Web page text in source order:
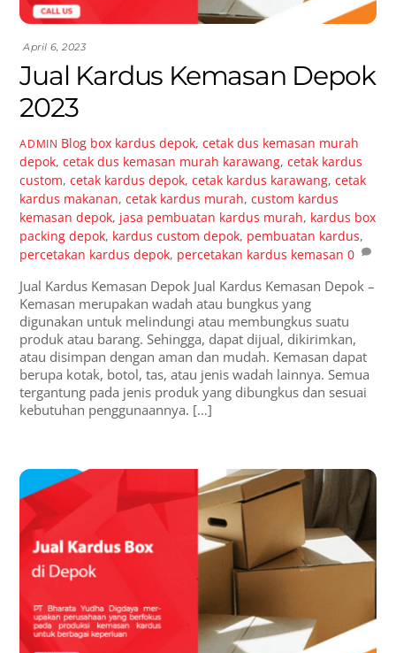
April 6, 2023
Jual Kardus Kemasan Depok
2023
ADMIN Blog box kardus depok,cetak dus kemasan murah
depok,cetak dus kemasan murah karawang,cetak kardus
custom,cetak kardus depok,cetak kardus karawang,cetak
kardus makanan,cetak kardus murah,custom kardus
kemasan depok, jasa pembuatan kardus murah, kardus box
packing depok, kardus custom depok, pembuatan kardus,
percetakan kardus depok, percetakan kardus kemasan 0
Jual Kardus Kemasan Depok Jual Kardus Kemasan Depok –
Kemasan merupakan wadah atau bungkus yang
digunakan untuk melindungi atau membungkus suatu
produk atau barang. Sehingga, dapat dijual, dikirimkan,
atau disimpan dengan aman dan mudah. Kemasan dapat
berupa kotak, botol, tas, atau jenis wadah lainnya. Semua
tergantung pada jenis produk yang dibungkus dan sesuai
kebutuhan penggunaannya. […]